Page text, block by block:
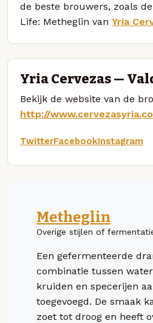
de beste brouwers, zoals
Life: Metheglin van Yria
Yria Cervezas —
Bekijk de website van de
http://
TwitterFacebookInstagram
Metheglin
Overige stijlen of
Een gefermenteerde
combinatie tussen
kruiden en specerijen
toegevoegd. De smaak
zoet tot droog en heeft